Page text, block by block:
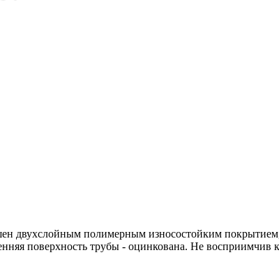
двухслойным полимерным износостойким
поверхность трубы - оцинкована. Не